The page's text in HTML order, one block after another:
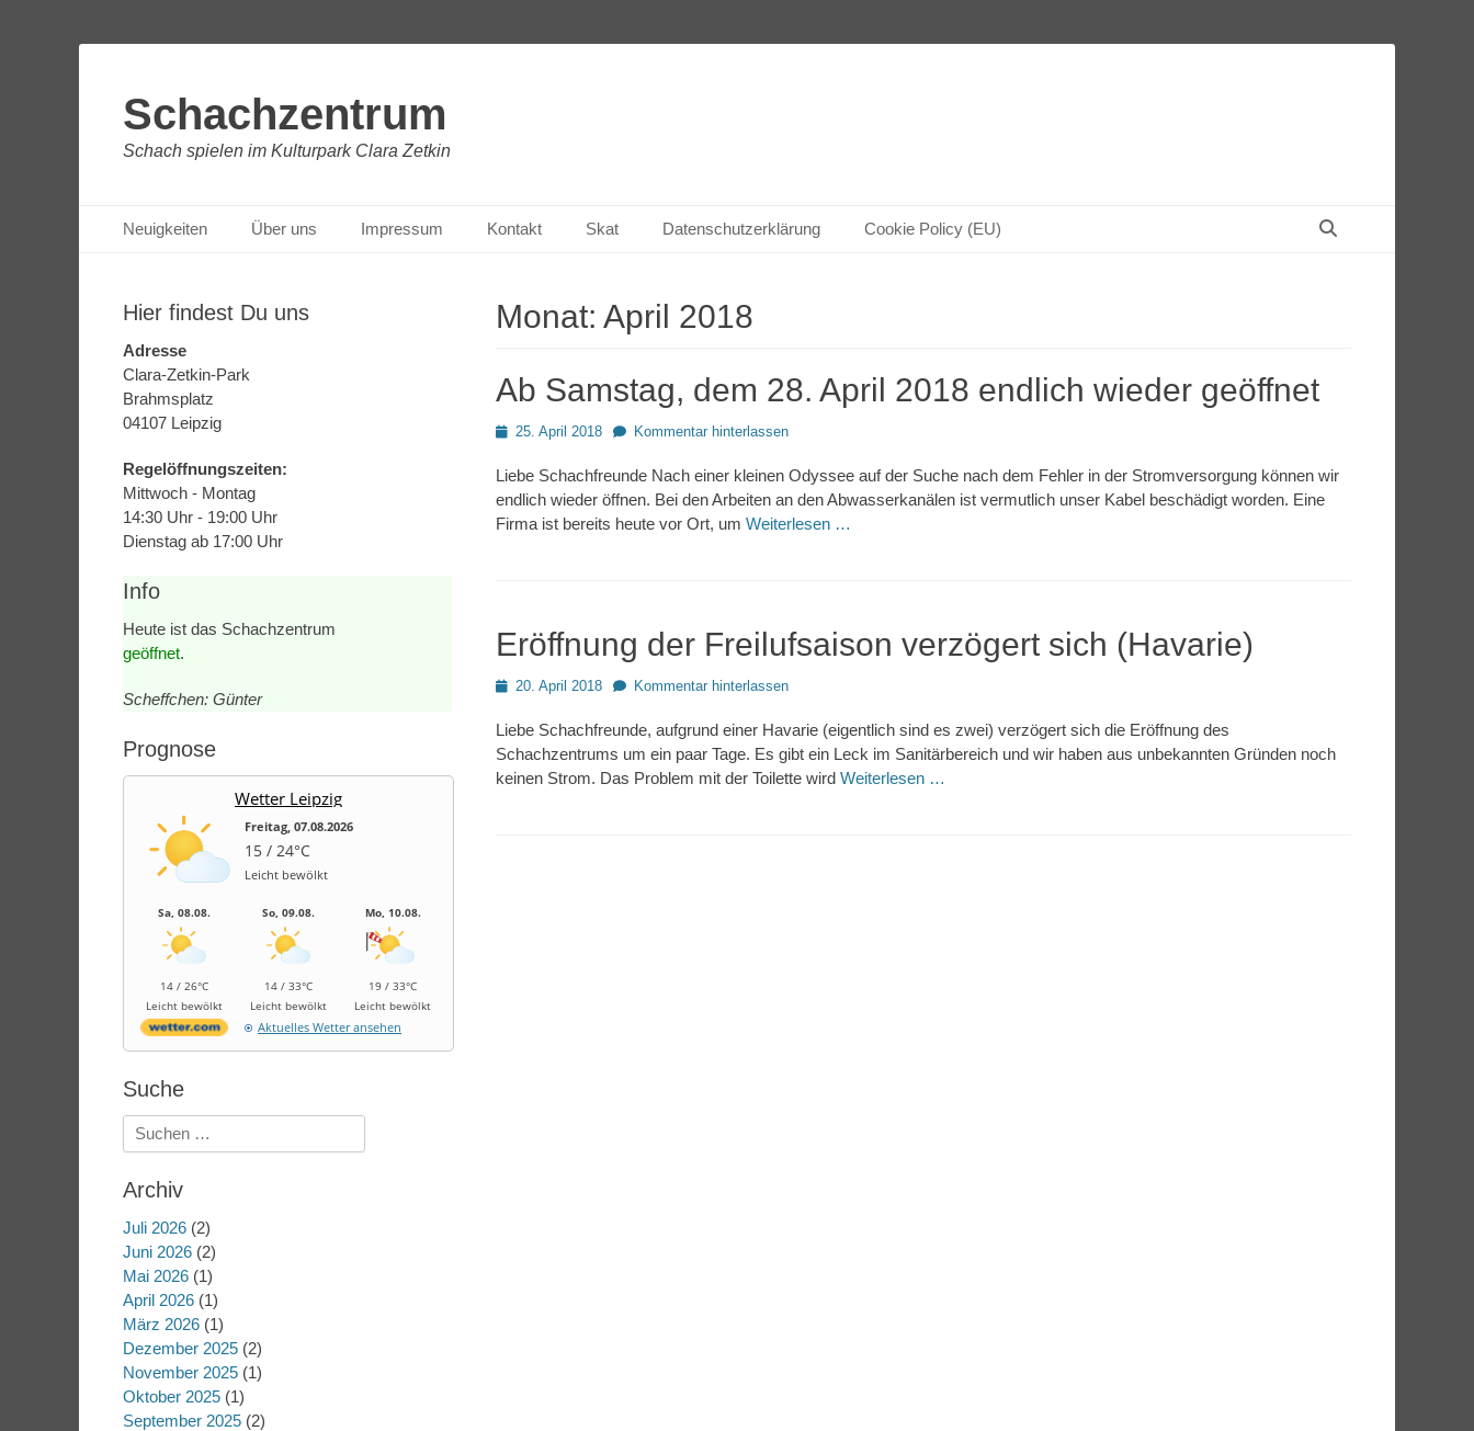
Schachzentrum
Schach spielen im Kulturpark Clara Zetkin
Primäres Menü
Inhalt
Neuigkeiten Über uns Impressum Kontakt Skat Datenschutzerklärung Cookie Policy (EU)
Monat: April 2018
Ab Samstag, dem 28. April 2018 endlich wieder geöffnet
Posted25. April 2018 Kommentar hinterlassen
Liebe Schachfreunde Nach einer kleinen Odyssee auf der Suche nach dem Fehler in der Stromversorgung können wir
endlich wieder öffnen. Bei den Arbeiten an den Abwasserkanälen ist vermutlich unser Kabel beschädigt worden. Eine
Firma ist bereits heute vor Ort, um Weiterlesen …
Eröffnung der Freilufsaison verzögert sich (Havarie)
Posted20. April 2018 Kommentar hinterlassen
Liebe Schachfreunde, aufgrund einer Havarie (eigentlich sind es zwei) verzögert sich die Eröffnung des
Schachzentrums um ein paar Tage. Es gibt ein Leck im Sanitärbereich und wir haben aus unbekannten Gründen noch
keinen Strom. Das Problem mit der Toilette wird Weiterlesen …
Hier findest Du uns
Adresse
Clara-Zetkin-Park
Brahmsplatz
04107 Leipzig
Regelöffnungszeiten:
Mittwoch - Montag
14:30 Uhr - 19:00 Uhr
Dienstag ab 17:00 Uhr
Info
Heute ist das Schachzentrum
geöffnet.
Scheffchen: Günter
Prognose
Wetter Leipzig
Freitag, 07.08.2026
15 / 24°C
Leicht bewölkt
Sa, 08.08.
14 / 26°C
Leicht bewölkt
So, 09.08.
14 / 33°C
Leicht bewölkt
Mo, 10.08.
19 / 33°C
Leicht bewölkt
Aktuelles Wetter ansehen
Suche
Suchen
nach:
Archiv
Juli 2026 (2)
Juni 2026 (2)
Mai 2026 (1)
April 2026 (1)
März 2026 (1)
Dezember 2025 (2)
November 2025 (1)
Oktober 2025 (1)
September 2025 (2)